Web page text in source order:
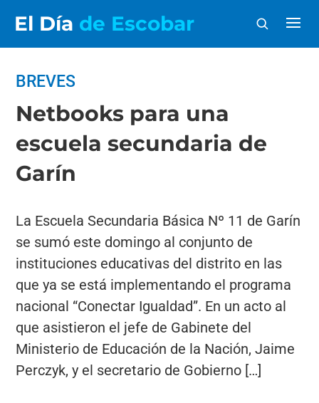
El Día de Escobar
BREVES
Netbooks para una
escuela secundaria de
Garín
La Escuela Secundaria Básica Nº 11 de Garín
se sumó este domingo al conjunto de
instituciones educativas del distrito en las
que ya se está implementando el programa
nacional “Conectar Igualdad”. En un acto al
que asistieron el jefe de Gabinete del
Ministerio de Educación de la Nación, Jaime
Perczyk, y el secretario de Gobierno […]